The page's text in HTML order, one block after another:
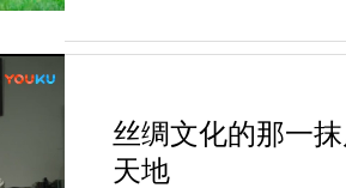
丝绸文化的那一
天地